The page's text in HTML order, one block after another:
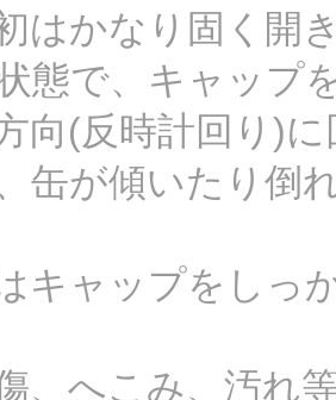
はかなり固く開
態で、キャップ
向(反時計回り)に
缶が傾いたり倒
キャップをしっ
、へこみ、汚れ